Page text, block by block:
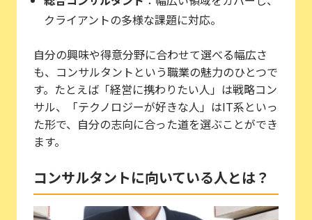
クライアントの多様な課題に対応。
自分の興味や得意分野に合わせて選べる幅広さ
も、コンサルタントという職業の魅力のひとつで
す。たとえば「経営に携わりたい人」は戦略コン
サル、「テクノロジーが好きな人」はIT系といっ
た形で、自分の志向に合った道を選ぶことができ
ます。
コンサルタントに向いている人とは？